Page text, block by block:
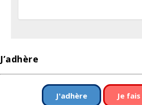
J’adhère
J'adhère Je